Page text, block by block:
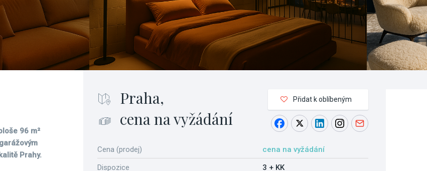
Praha,
cena na vyžádání
Přidat k oblíbeným
Cena (prodej)
cena na vyžádání
Dispozice
3 + KK
96 m²
Prahy.